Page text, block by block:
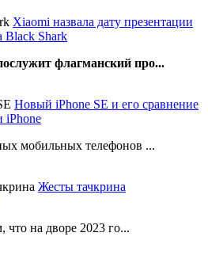
Xiaomi назвала дату презентации
Black Shark
флагманский про...
Новый iPhone SE и его сравнение
iPhone
мобильных телефонов ...
Жесты тачкрина
что на дворе 2023 го...